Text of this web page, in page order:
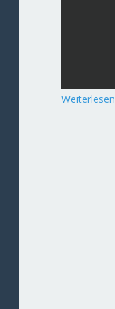
Weiterlesen